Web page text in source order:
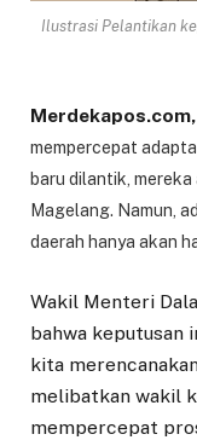
Ilustrasi Pelantikan
mempercepat
baru dilantik,
Magelang. Namun,
daerah hanya akan
Wakil Menteri
bahwa keputusan
kita
melibatkan wakil
mempercepat